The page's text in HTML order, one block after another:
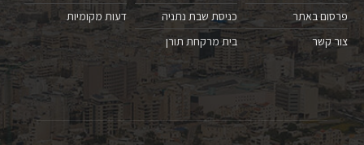
פרסום באתר
צור קשר
כניסת שבת נתניה
בית מרקחת תורן
דעות מקומיות